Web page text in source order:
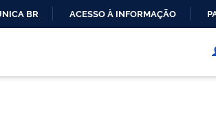
CONTEÚDO
BR ACESSO À INFORMAÇÃO